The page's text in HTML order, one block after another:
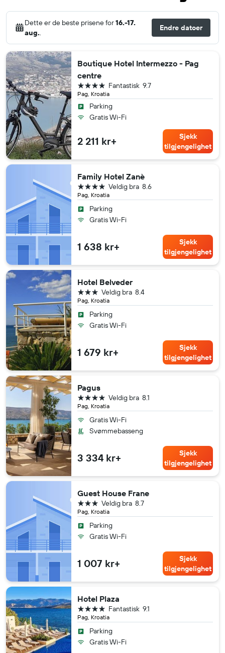
Dette er de beste prisene for16.-17.
aug.
Endre datoer
Boutique Hotel Intermezzo - Pag
centre
Pag, Kroatia
9.7
Fantastisk
4 stjerner
Parking
Gratis Wi-Fi
2 211 kr+
Sjekk
tilgjengelighet
Family Hotel Zanè
Pag, Kroatia
8.6
Veldig bra
4 stjerner
Parking
Gratis Wi-Fi
1 638 kr+
Sjekk
tilgjengelighet
Hotel Belveder
Pag, Kroatia
8.4
Veldig bra
3 stjerner
Parking
Gratis Wi-Fi
1 679 kr+
Sjekk
tilgjengelighet
Pagus
Pag, Kroatia
8.1
Veldig bra
4 stjerner
Gratis Wi-Fi
Svømmebasseng
3 334 kr+
Sjekk
tilgjengelighet
Guest House Frane
Pag, Kroatia
8.7
Veldig bra
3 stjerner
Parking
Gratis Wi-Fi
1 007 kr+
Sjekk
tilgjengelighet
Hotel Plaza
Pag, Kroatia
9.1
Fantastisk
4 stjerner
Parking
Gratis Wi-Fi